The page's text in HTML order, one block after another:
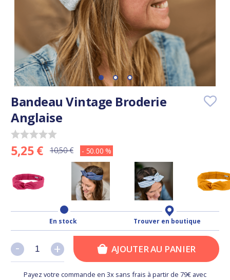
Bandeau Vintage Broderie
Anglaise
5,25 € 10,50 € - 50.00 %
En stock Trouver en boutique
+
- +
- AJOUTER AU PANIER
Payez votre commande en 3x sans frais à partir de 79€ avec